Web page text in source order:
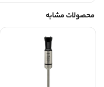
شناسه کالا: 2903441600366
محصولات مشابه